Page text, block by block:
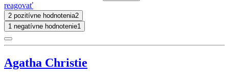
reagovať
2 pozitívne hodnotenia2
1 negatívne hodnotenie1
Agatha Christie